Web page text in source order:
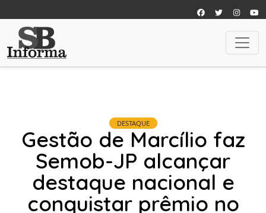
DESTAQUE
Gestão de Marcílio faz
Semob-JP alcançar
destaque nacional e
conquistar prêmio no